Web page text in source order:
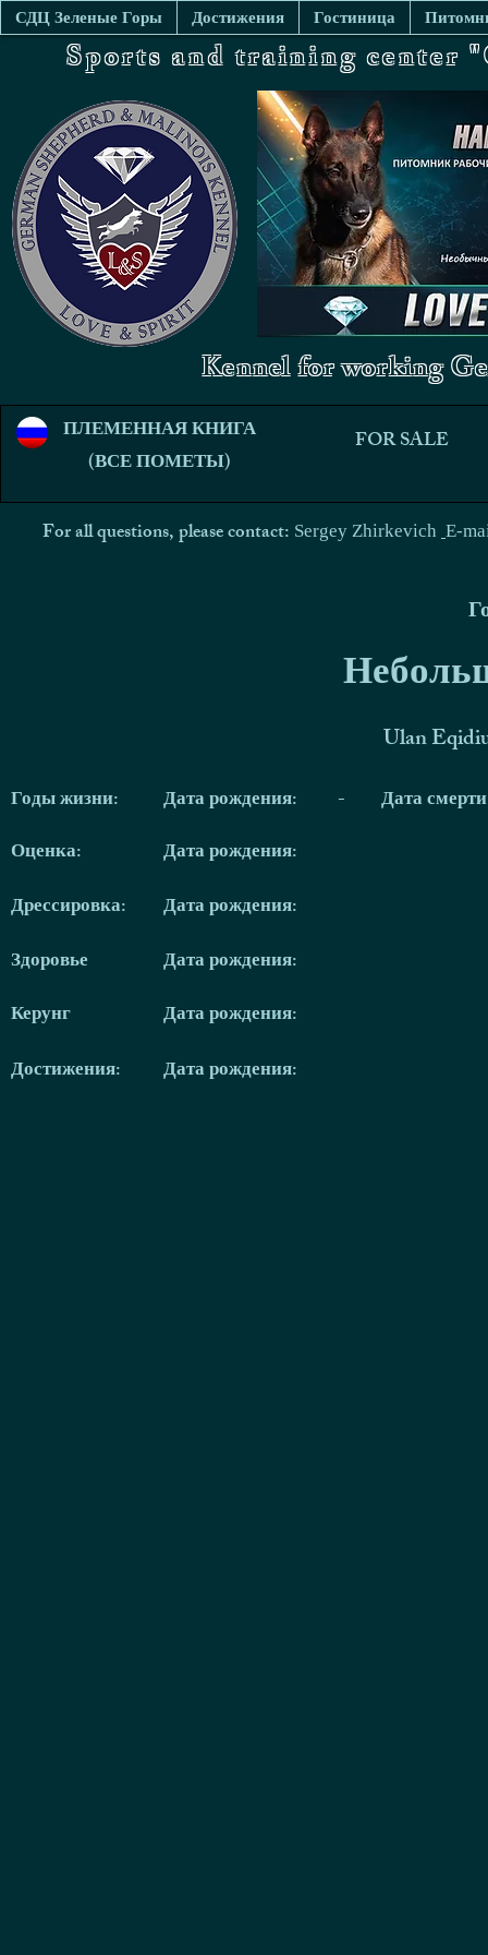
СДЦ Зеленые Горы Достижения Гостиница
Sports and training center
Kennel for working
ПЛЕМЕННАЯ КНИГА
(ВСЕ ПОМЕТЫ)
FOR SALE
For all questions, please contact: Sergey Zhirkevich E-
Ulan
Годы жизни:
Оценка:
Дрессировка:
Здоровье
Керунг
Достижения:
Дата рождения: -
Дата
Дата рождения:
Дата рождения:
Дата рождения:
Дата рождения:
Дата рождения: